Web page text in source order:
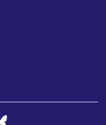
SERSER
van SER
bluesky van SER